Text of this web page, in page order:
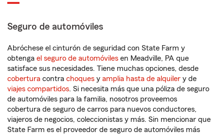
Seguro de automóviles
Abróchese el cinturón de seguridad con State Farm y
obtenga el seguro de automóviles en Meadville, PA que
satisface sus necesidades. Tiene muchas opciones, desde
cobertura contra choques y amplia hasta de alquiler y de
viajes compartidos. Si necesita más que una póliza de seguro
de automóviles para la familia, nosotros proveemos
cobertura de seguro de carros para nuevos conductores,
viajeros de negocios, coleccionistas y más. Sin mencionar que
State Farm es el proveedor de seguro de automóviles más